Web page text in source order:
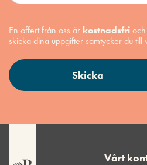
En offert från oss är kostnadsfrioch
skicka dina uppgifter samtycker du till
Vårt